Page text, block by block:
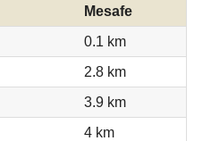
Mesafe
0.1 km
2.8 km
3.9 km
4 km